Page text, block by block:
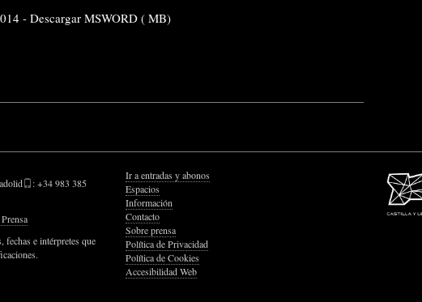
- Descargar MSWORD ( MB)
: +34 983 385
fechas e intérpretes que
Ir a entradas y abonos
Espacios
Información
Contacto
Sobre prensa
Política de Privacidad
Política de Cookies
Accesibilidad Web